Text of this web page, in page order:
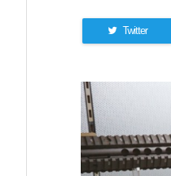
Twitter